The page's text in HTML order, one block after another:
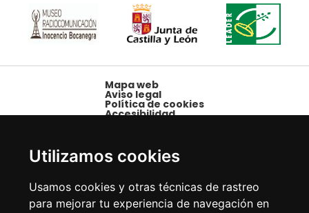
Utilizamos cookies
Usamos cookies y otras técnicas de rastreo
para mejorar tu experiencia de navegación en
Mapa web
Aviso legal
Política de cookies
Accesibilidad
09250 Belorado,
Burgos
Fax: 947 58 10 00